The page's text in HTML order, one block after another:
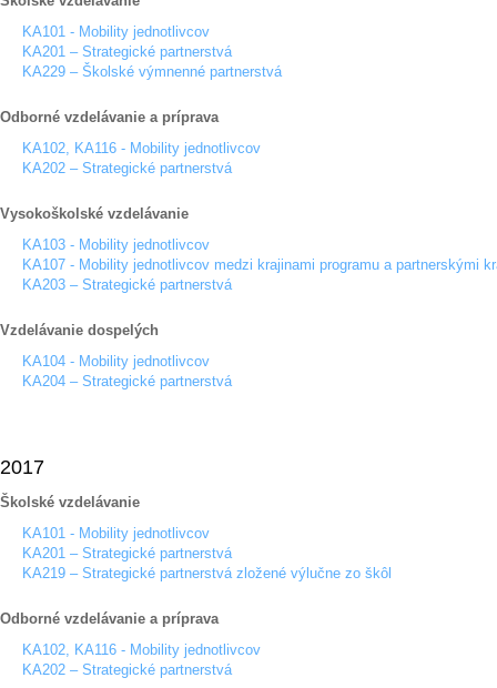
KA101 - Mobility jednotlivcov
KA201 – Strategické partnerstvá
KA229 – Školské výmnenné partnerstvá
Odborné vzdelávanie a príprava
KA102, KA116 - Mobility jednotlivcov
KA202 – Strategické partnerstvá
Vysokoškolské vzdelávanie
KA103 - Mobility jednotlivcov
KA107 - Mobility jednotlivcov medzi krajinami programu a partnerskými
KA203 – Strategické partnerstvá
Vzdelávanie dospelých
KA104 - Mobility jednotlivcov
KA204 – Strategické partnerstvá
2017
Školské vzdelávanie
KA101 - Mobility jednotlivcov
KA201 – Strategické partnerstvá
KA219 – Strategické partnerstvá zložené výlučne zo škôl
Odborné vzdelávanie a príprava
KA102, KA116 - Mobility jednotlivcov
KA202 – Strategické partnerstvá